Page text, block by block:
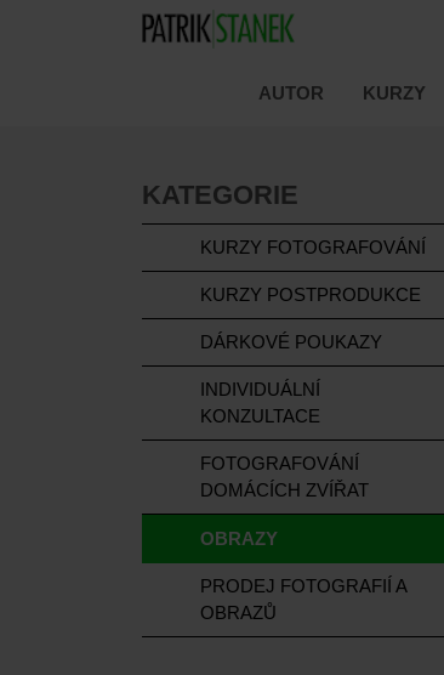
AUTOR KURZY
KATEGORIE
KURZY FOTOGRAFOVÁNÍ
KURZY POSTPRODUKCE
DÁRKOVÉ POUKAZY
INDIVIDUÁLNÍ
KONZULTACE
FOTOGRAFOVÁNÍ
DOMÁCÍCH ZVÍŘAT
OBRAZY
PRODEJ FOTOGRAFIÍ A
OBRAZŮ